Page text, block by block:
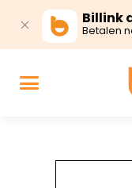
Billink
Betalen